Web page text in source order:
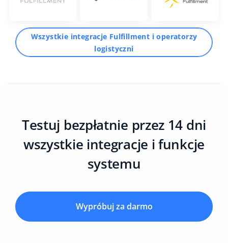
Wszystkie integracje Fulfillment i operatorzy
logistyczni
Testuj bezpłatnie przez 14 dni
wszystkie integracje i funkcje
systemu
Wypróbuj za darmo